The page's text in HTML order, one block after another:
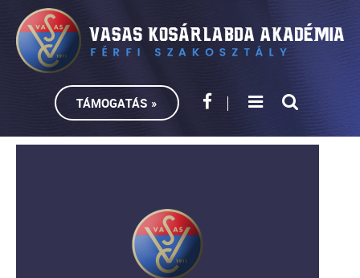
TÁMOGATÁS »